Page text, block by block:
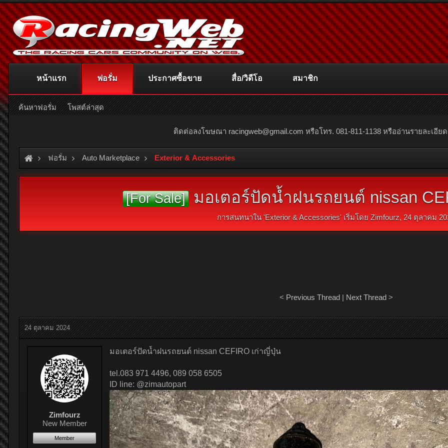
ติดต่อลงโฆษณา racingweb@gmail.com หรือโทร. 081-811-1138 หรืออ่านรายละเอีย
ฟอรั่ม Auto Marketplace Exterior & Accessories
[For Sale] มอเตอร์ปัดน้ำฝนรถยนต์ nissan
การสนทนาใน 'Exterior & Accessories' เริ่มโดย Zimfourz, 24 ตุลาคม
< Previous Thread| Next Thread>
24 ตุลาคม 2024
Zimfourz
New Member
Member
มอเตอร์ปัดน้ำฝนรถยนต์ nissan CEFIRO เก่าญี่ปุ่น
tel.083 971 4496, 089 058 6505
ID line: @zimautopart
หน้าแรก ฟอรั่ม
ค้นหาฟอรั่ม โพสต์ล่าสุด
ประกาศซื้อขาย สื่อ/วิดีโอ สมาชิก